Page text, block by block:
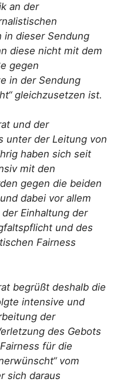
an der
in dieser Sendung
diese nicht mit dem
gegen
in der Sendung
gleichzusetzen ist.
und der
unter der Leitung von
haben sich seit
mit den
gegen die beiden
dabei vor allem
Einhaltung der
und des
Fairness
begrüßt deshalb die
intensive und
der
des Gebots
für die
vom
sich daraus